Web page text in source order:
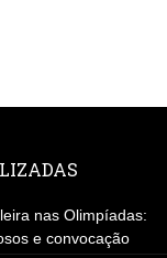
nas Olimpíadas:
e convocação